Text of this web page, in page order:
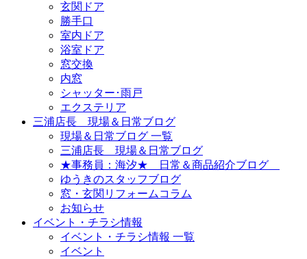
玄関ドア
勝手口
室内ドア
浴室ドア
窓交換
内窓
シャッター･雨戸
エクステリア
三浦店長 現場＆日常ブログ
現場＆日常ブログ 一覧
三浦店長 現場＆日常ブログ
★事務員：海汐★ 日常＆商品紹介ブログ
ゆうきのスタッフブログ
窓・玄関リフォームコラム
お知らせ
イベント・チラシ情報
イベント・チラシ情報 一覧
イベント